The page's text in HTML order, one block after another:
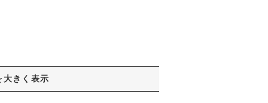
大きく表示